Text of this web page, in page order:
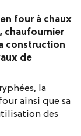
four à chaux
chaufournier
construction
de
la
ainsi que sa
des